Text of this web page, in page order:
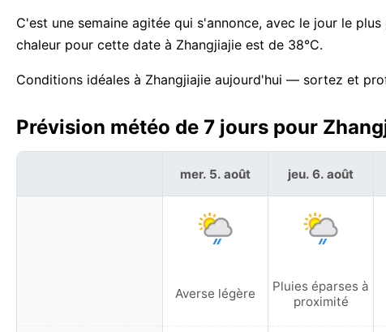
C'est une semaine agitée qui s'annonce, avec le jour le
chaleur pour cette date à Zhangjiajie est de 38°C.
Conditions idéales à Zhangjiajie aujourd'hui — sortez et
Prévision météo de 7 jours pour
mer. 5. août
Averse légère
jeu. 6. août
Pluies éparses à
proximité